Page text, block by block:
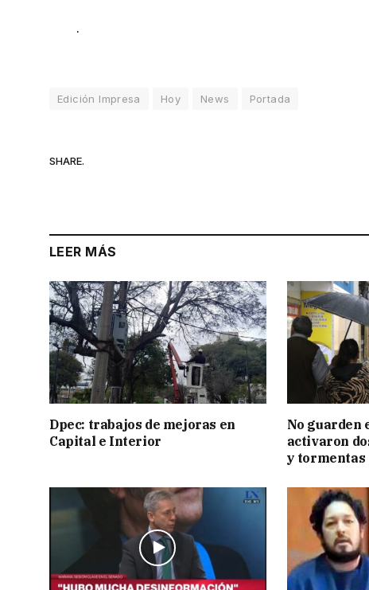
.
Edición Impresa Hoy News Portada
SHARE.
LEER MÁS
Dpec: trabajos de mejoras en
Capital e Interior
No guarden
activaron
y tormentas